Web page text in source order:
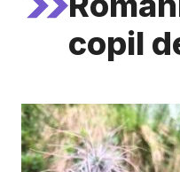
copil